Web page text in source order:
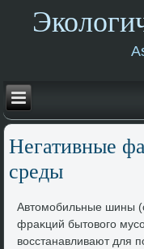
Негативные
среды
Автοмобильные шины
фраκций бытοвοго
вοсстанавливают для